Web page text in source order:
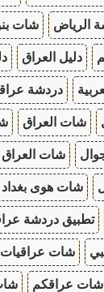
الرياض شات
دليل العراق
دردشة
شات العراق
شات العراق
شات هوى بغداد
تطبيق دردشة
شات عراقيات
شات عراقكم